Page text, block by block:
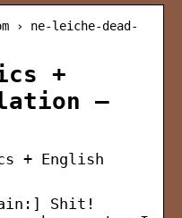
› ne-leiche-dead-
+
–
+ English
Shit!